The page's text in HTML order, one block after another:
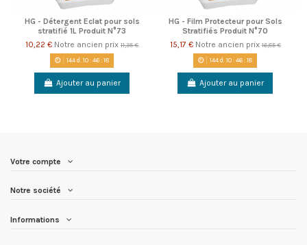
HG - Détergent Eclat pour sols
stratifié 1L Produit N°73
10,22 € Notre ancien prix 11,35 €
144d.10:46:18
Ajouter au panier
HG - Film Protecteur pour Sols
Stratifiés Produit N°70
15,17 € Notre ancien prix16,85 €
144d.10:46:18
Ajouter au panier
Votre compte
Notre société
Informations